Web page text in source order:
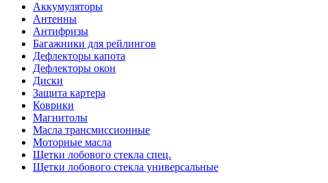
Аккумуляторы
Антенны
Антифризы
Багажники для рейлингов
Дефлекторы капота
Дефлекторы окон
Диски
Защита картера
Коврики
Магнитолы
Масла трансмиссионные
Моторные масла
Щетки лобового стекла спец.
Щетки лобового стекла универсальные